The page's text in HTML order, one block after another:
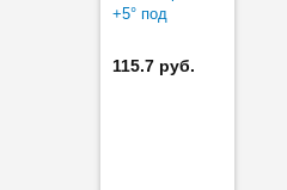
+5° под
CLIP top,
подъем 3 мм
115.7 руб.